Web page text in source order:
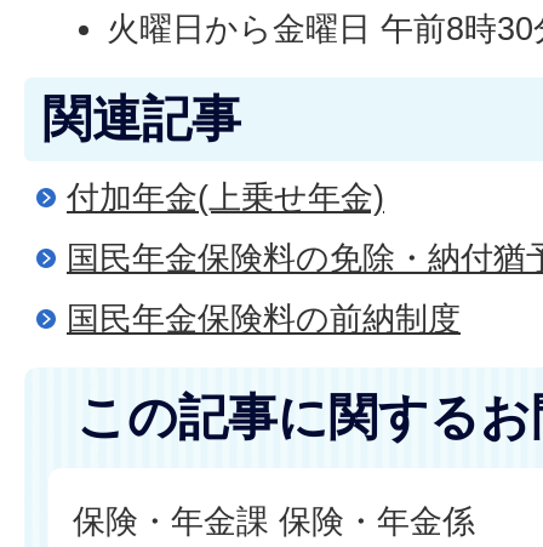
火曜日から金曜日 午前8時
関連記事
付加年金(上乗せ年金)
国民年金保険料の免除・納付猶
国民年金保険料の前納制度
この記事に関する
保険・年金課 保険・年金係